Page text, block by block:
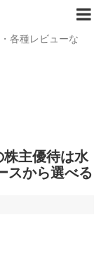
各種レビューな
主優待は水
スから選べる